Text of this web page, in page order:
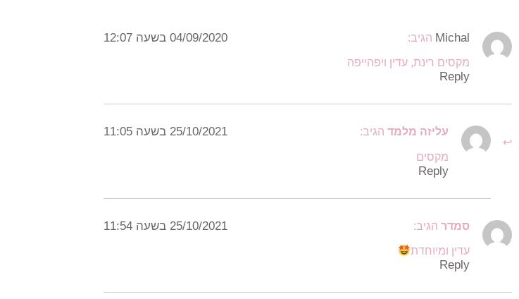
Michal הגיב: 04/09/2020 בשעה 12:07
מקסים רינת, עדין ויפהייפה
Reply
עליזה מלמד הגיב: 25/10/2021 בשעה 11:05
מקסים
Reply
סמדר הגיב: 25/10/2021 בשעה 11:54
עדין ומיוחדת
Reply